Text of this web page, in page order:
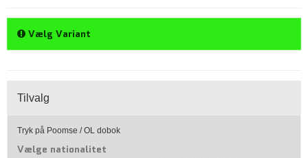
Vælg Variant
Tilvalg
Tryk på Poomse / OL dobok
Vælge nationalitet